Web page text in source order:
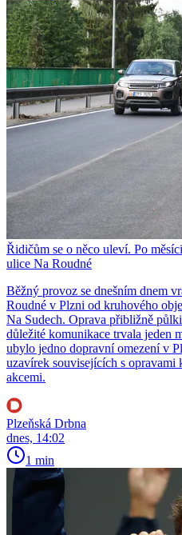
Řidičům se o něco uleví. Po
ulice Na Roudné
Běžný provoz se dnešním dnem
Roudné v Plzni od kruhového
Na Sudech. Oprava přibližně
důležité komunikace trvala jeden
ubylo jedno dopravní omezení v
uzavírek souvisejících s
akcemi.
Plzeňská Drbna
dnes, 14:02
1 min